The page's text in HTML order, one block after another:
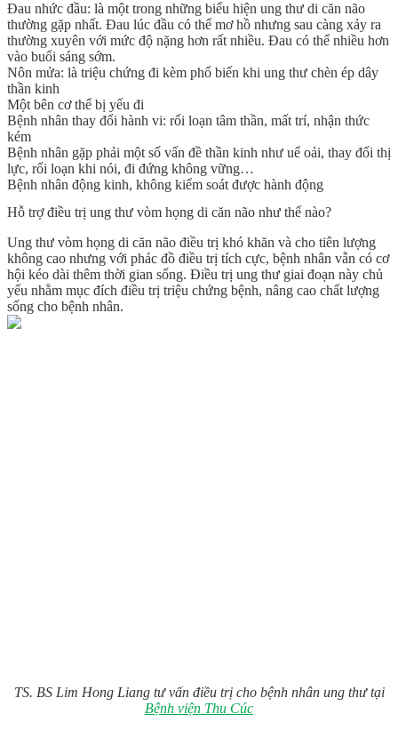
Đau nhức đầu: là một trong những biểu hiện ung thư di căn não
thường gặp nhất. Đau lúc đầu có thể mơ hồ nhưng sau càng xảy ra
thường xuyên với mức độ nặng hơn rất nhiều. Đau có thể nhiều hơn
vào buổi sáng sớm.
Nôn mửa: là triệu chứng đi kèm phổ biến khi ung thư chèn ép dây
thần kinh
Một bên cơ thể bị yếu đi
Bệnh nhân thay đổi hành vi: rối loạn tâm thần, mất trí, nhận thức
kém
Bệnh nhân gặp phải một số vấn đề thần kinh như uể oải, thay đổi thị
lực, rối loạn khi nói, đi đứng không vững…
Bệnh nhân động kinh, không kiểm soát được hành động
Hỗ trợ điều trị ung thư vòm họng di căn não như thế nào?
Ung thư vòm họng di căn não điều trị khó khăn và cho tiên lượng
không cao nhưng với phác đồ điều trị tích cực, bệnh nhân vẫn có cơ
hội kéo dài thêm thời gian sống. Điều trị ung thư giai đoạn này chủ
yếu nhằm mục đích điều trị triệu chứng bệnh, nâng cao chất lượng
sống cho bệnh nhân.
TS. BS Lim Hong Liang tư vấn điều trị cho bệnh nhân ung thư tại
Bệnh viện Thu Cúc